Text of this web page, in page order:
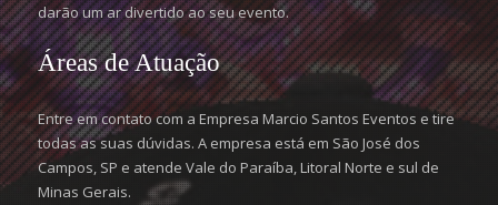
darão um ar divertido ao seu evento.
Áreas de Atuação
Entre em contato com a Empresa Marcio Santos Eventos e tire
todas as suas dúvidas. A empresa está em São José dos
Campos, SP e atende Vale do Paraíba, Litoral Norte e sul de
Minas Gerais.